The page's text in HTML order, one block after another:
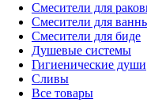
Смесители для
Смесители для
Смесители для биде
Душевые системы
Гигиенические души
Сливы
Все товары